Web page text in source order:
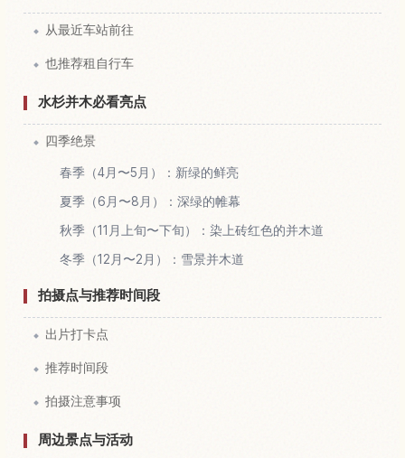
从最近车站前往
也推荐租自行车
水杉并木必看亮点
四季绝景
春季（4月〜5月）：新绿的鲜亮
夏季（6月〜8月）：深绿的帷幕
秋季（11月上旬〜下旬）：染上砖红色的并木道
冬季（12月〜2月）：雪景并木道
拍摄点与推荐时间段
出片打卡点
推荐时间段
拍摄注意事项
周边景点与活动